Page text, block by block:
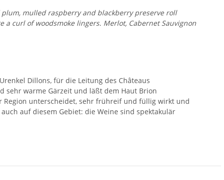
mulled raspberry and blackberry preserve roll
curl of woodsmoke lingers. Merlot, Cabernet Sauvignon
Dillons, für die Leitung des Châteaus
sehr warme Gärzeit und läßt dem Haut Brion
Region unterscheidet, sehr frühreif und füllig wirkt und
auf diesem Gebiet: die Weine sind spektakulär